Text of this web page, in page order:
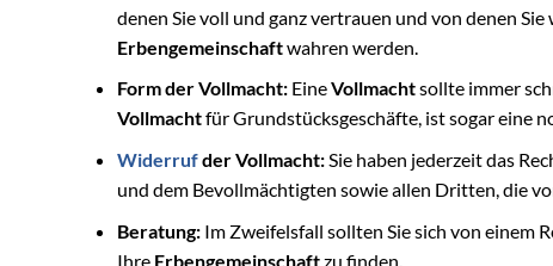
denen Sie voll und ganz vertrauen und von denen
Erbengemeinschaftwahren werden.
Form der Vollmacht:EineVollmachtsollte immer
Vollmachtfür Grundstücksgeschäfte, ist sogar eine
Widerrufder Vollmacht:Sie haben jederzeit das
und dem Bevollmächtigten sowie allen Dritten, die
Beratung:Im Zweifelsfall sollten Sie sich von einem
Ihre Erbengemeinschaftzu finden.